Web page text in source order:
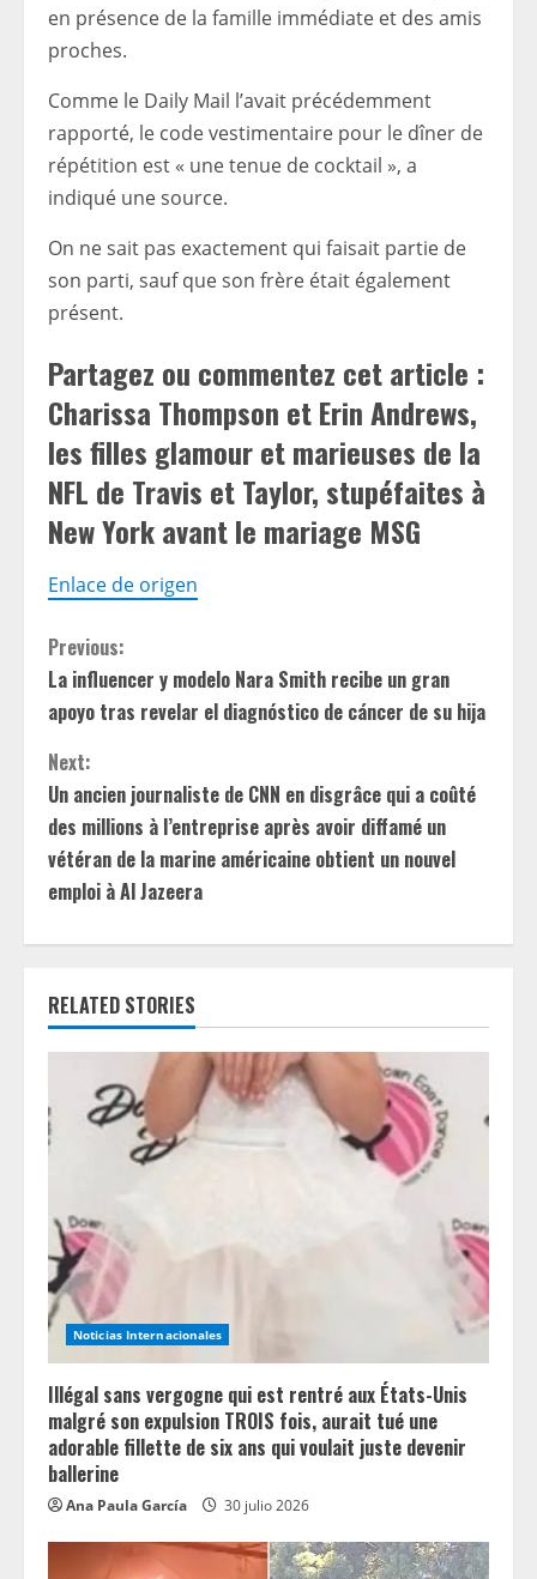
en présence de la famille immédiate et des amis
proches.
Comme le Daily Mail l’avait précédemment
rapporté, le code vestimentaire pour le dîner de
répétition est « une tenue de cocktail », a
indiqué une source.
On ne sait pas exactement qui faisait partie de
son parti, sauf que son frère était également
présent.
Partagez ou commentez cet article :
Charissa Thompson et Erin Andrews,
les filles glamour et marieuses de la
NFL de Travis et Taylor, stupéfaites à
New York avant le mariage MSG
Enlace de origen
C
o
n
t
i
n
u
e
R
e
a
d
i
n
g
Previous:
La influencer y modelo Nara Smith recibe un gran
apoyo tras revelar el diagnóstico de cáncer de su hija
Next:
Un ancien journaliste de CNN en disgrâce qui a coûté
des millions à l’entreprise après avoir diffamé un
vétéran de la marine américaine obtient un nouvel
emploi à Al Jazeera
RELATED STORIES
Noticias Internacionales
Illégal sans vergogne qui est rentré aux États-Unis
malgré son expulsion TROIS fois, aurait tué une
adorable fillette de six ans qui voulait juste devenir
ballerine
Ana Paula García 30 julio 2026